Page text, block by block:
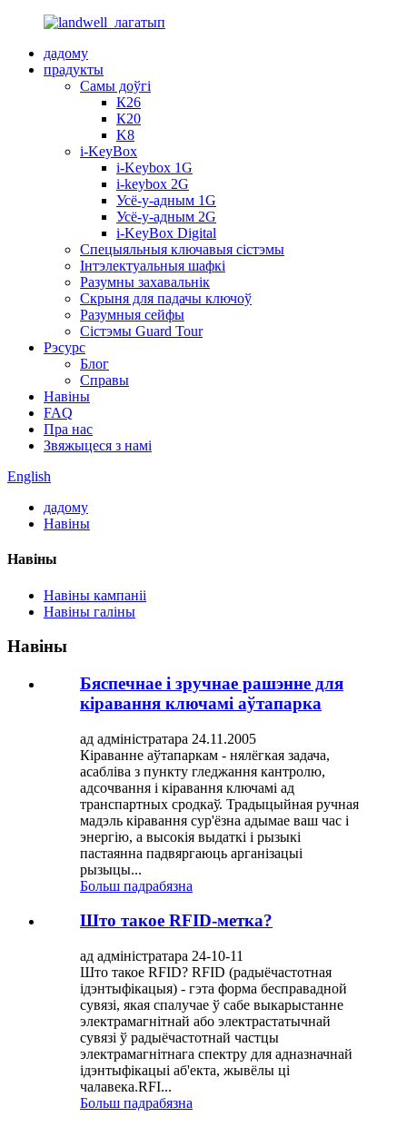
дадому
прадукты
Самы доўгі
К26
К20
K8
i-KeyBox
i-Keybox 1G
i-keybox 2G
Усё-у-адным 1G
Усё-у-адным 2G
i-KeyBox Digital
Спецыяльныя ключавыя сістэмы
Інтэлектуальныя шафкі
Разумны захавальнік
Скрыня для падачы ключоў
Разумныя сейфы
Сістэмы Guard Tour
Рэсурс
Блог
Справы
Навіны
FAQ
Пра нас
Звяжыцеся з намі
English
дадому
Навіны
Навіны
Навіны кампаніі
Навіны галіны
Навіны
Бяспечнае і зручнае рашэнне для
кіравання ключамі аўтапарка
ад адміністратара 24.11.2005
Кіраванне аўтапаркам - нялёгкая задача,
асабліва з пункту гледжання кантролю,
адсочвання і кіравання ключамі ад
транспартных сродкаў. Традыцыйная ручная
мадэль кіравання сур'ёзна адымае ваш час і
энергію, а высокія выдаткі і рызыкі
пастаянна падвяргаюць арганізацыі
рызыцы...
Больш падрабязна
Што такое RFID-метка?
ад адміністратара 24-10-11
Што такое RFID? RFID (радыёчастотная
ідэнтыфікацыя) - гэта форма бесправадной
сувязі, якая спалучае ў сабе выкарыстанне
электрамагнітнай або электрастатычнай
сувязі ў радыёчастотнай частцы
электрамагнітнага спектру для адназначнай
ідэнтыфікацыі аб'екта, жывёлы ці
чалавека.RFI...
Больш падрабязна